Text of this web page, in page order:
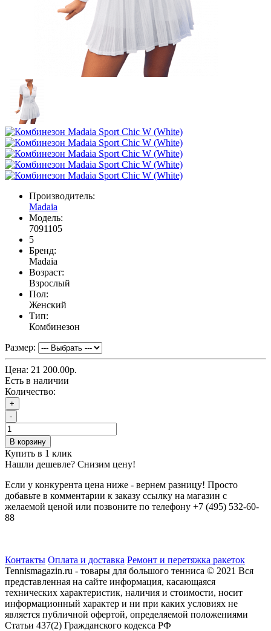
Производитель:
Madaia
Модель:
7091105
5
Бренд:
Madaia
Возраст:
Взрослый
Пол:
Женский
Тип:
Комбинезон
Размер:
Цена: 21 200.00р.
Есть в наличии
Количество:
+
-
В корзину
Купить в 1 клик
Нашли дешевле? Снизим цену!
Если у конкурента цена ниже - вернем разницу! Просто
добавьте в комментарии к заказу ссылку на магазин с
желаемой ценой или позвоните по телефону +7 (495) 532-60-
88
Контакты Оплата и доставка Ремонт и перетяжка ракеток
Tennismagazin.ru - товары для большого тенниса © 2021 Вся
представленная на сайте информация, касающаяся
технических характеристик, наличия и стоимости, носит
информационный характер и ни при каких условиях не
является публичной офертой, определяемой положениями
Статьи 437(2) Гражданского кодекса РФ